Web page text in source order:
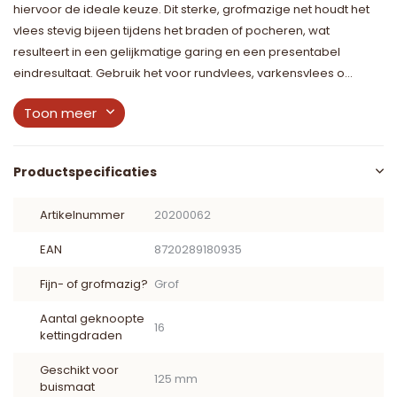
hiervoor de ideale keuze. Dit sterke, grofmazige net houdt het
vlees stevig bijeen tijdens het braden of pocheren, wat
resulteert in een gelijkmatige garing en een presentabel
eindresultaat. Gebruik het voor rundvlees, varkensvlees o...
Toon meer
Productspecificaties
Artikelnummer 20200062
EAN 8720289180935
Fijn- of grofmazig? Grof
Aantal geknoopte
kettingdraden
16
Geschikt voor
buismaat
125 mm